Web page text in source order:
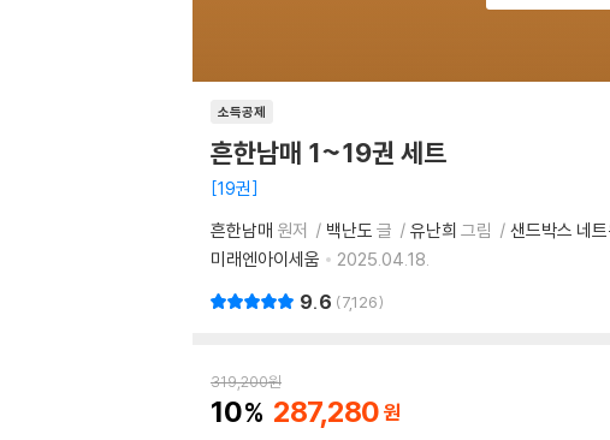
소득공제
흔한남매 1~19권 세트
19권
흔한남매 원저 백난도 글 유난희 그림 샌드박스 네
미래엔아이세움
2025.04.18.
9.6 7,126
319,200원
10 287,280